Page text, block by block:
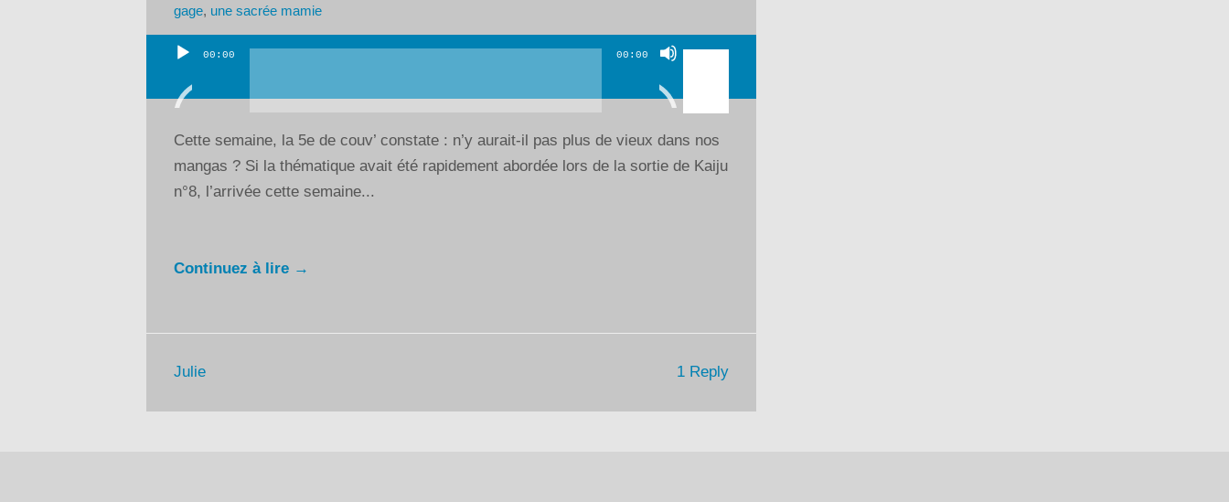
gage, une sacrée mamie
Lecteur
audio
00:00 00:00
Utilisez
flèches
pour
augmenter
Cette semaine, la 5e de couv’ constate : n’y aurait-il pas plus de vieux dans nos
mangas ? Si la thématique avait été rapidement abordée lors de la sortie de Kaiju
n°8, l’arrivée cette semaine...
Continuez à lire →
1 Reply
Julie